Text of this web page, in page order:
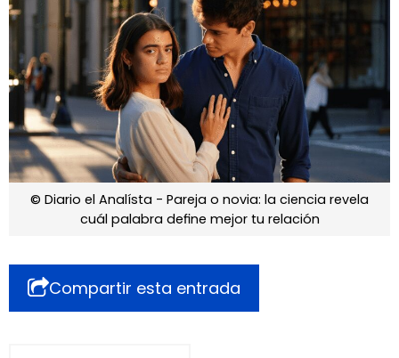
© Diario el Analísta - Pareja o novia: la ciencia revela
cuál palabra define mejor tu relación
Compartir esta entrada